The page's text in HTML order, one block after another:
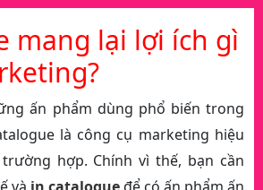
mang lại lợi ích gì
ấn phẩm dùng phổ biến trong
là công cụ marketing hiệu
hợp. Chính vì thế, bạn cần